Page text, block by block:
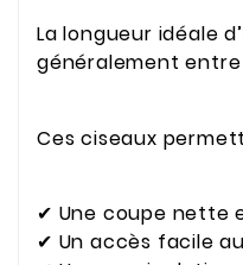
La longueur idéale
généralement
Ces ciseaux
✔ Une coupe nette
✔ Un accès facile